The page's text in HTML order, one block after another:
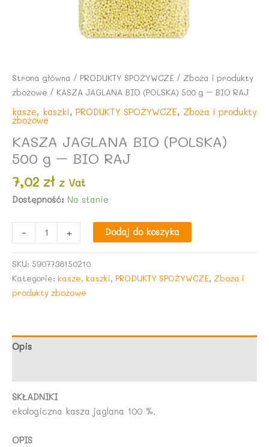
Strona główna / PRODUKTY SPOŻYWCZE / Zboża i produkty
zbożowe / KASZA JAGLANA BIO (POLSKA) 500 g – BIO RAJ
kasze, kaszki, PRODUKTY SPOŻYWCZE, Zboża i produkty
zbożowe
KASZA JAGLANA BIO (POLSKA)
500 g – BIO RAJ
7,02 zł z Vat
Dostępność: Na stanie
-
KASZA
JAGLANA
(POLSKA)
500
BIO
+ Dodaj do koszyka
SKU: 5907738150210
Kategorie: kasze, kaszki, PRODUKTY SPOŻYWCZE, Zboża i
produkty zbożowe
Opis
SKŁADNIKI
ekologiczna kasza jaglana 100 %.
OPIS